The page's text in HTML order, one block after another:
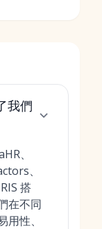
我們
、
、
搭
在不同
性、